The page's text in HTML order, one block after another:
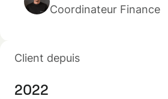
Coordinateur Finance
Client depuis
2022